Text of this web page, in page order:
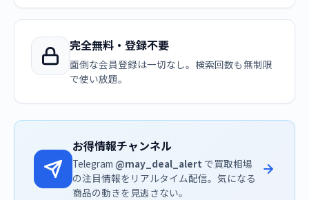
完全無料・登録不要
面倒な会員登録は一切なし。検索回数も無制限
で使い放題。
お得情報チャンネル
Telegram @may_deal_alert で買取相場
の注目情報をリアルタイム配信。気になる
商品の動きを見逃さない。